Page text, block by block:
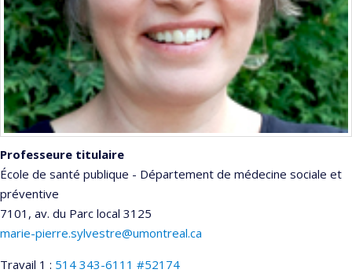
Professeure titulaire
École de santé publique - Département de médecine sociale et
préventive
7101, av. du Parc local 3125
marie-pierre.sylvestre@umontreal.ca
Travail 1 : 514 343-6111 #52174